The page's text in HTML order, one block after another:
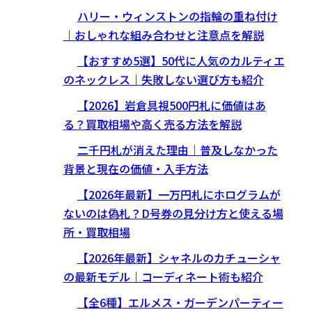
ハリー・ウィンストンの指輪の重ね付け
｜おしゃれな組み合わせと注意点を解説
【おすすめ5選】50代に人気のカルティエ
のネックレス｜失敗しない選び方も紹介
【2026】岩倉具視500円札に価値はあ
る？買取相場や高く売る方法を解説
二千円札が消えた理由｜普及しなかった
背景と現在の価値・入手方法
【2026年最新】一万円札にホログラムが
ないのは偽札？D号券の見分け方と使える場
所・買取相場
【2026年最新】シャネルのカチューシャ
の最新モデル｜コーディネート術も紹介
【全6種】エルメス・ガーデンパーティー